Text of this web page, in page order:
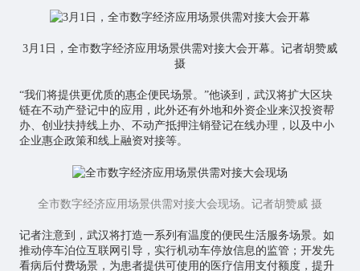
3月1日，全市数字经济应用场景供需对接大会开幕。记者胡赞威
摄
“我们将提供更优质的惠企便民场景。”他谈到，武汉将扩大区块
链在不动产登记中的应用，此外还有外地和外资企业来汉投资帮
办、创业扶持线上办、不动产抵押注销登记在线办理，以及中小
企业惠企政策和线上融资对接等。
全市数字经济应用场景供需对接大会现场。记者胡赞威 摄
记者注意到，武汉将打造一系列有温度的便民生活服务场景。如
推动停车泊位互联网引导，实行机动车停放信息的监管；开发先
看病后付费场景，为患者提供可使用的医疗信用支付额度，提升